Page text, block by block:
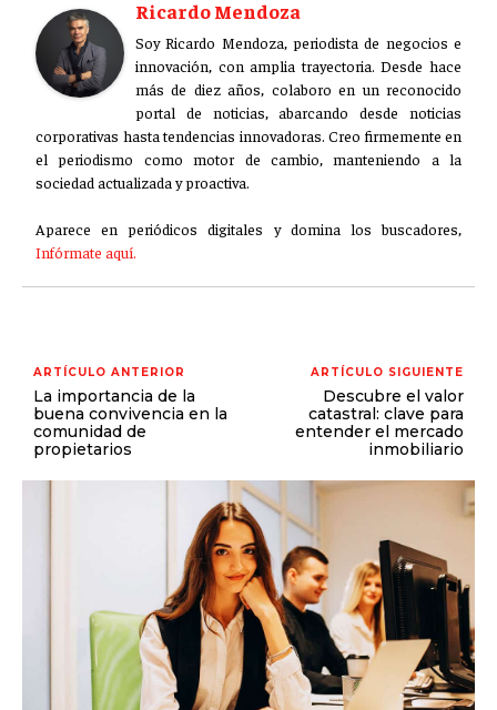
Ricardo Mendoza
Soy Ricardo Mendoza, periodista de negocios e
innovación, con amplia trayectoria. Desde hace
más de diez años, colaboro en un reconocido
portal de noticias, abarcando desde noticias
corporativas hasta tendencias innovadoras. Creo firmemente en
el periodismo como motor de cambio, manteniendo a la
sociedad actualizada y proactiva.
Aparece en periódicos digitales y domina los buscadores,
Infórmate aquí.
ARTÍCULO ANTERIOR
La importancia de la
buena convivencia en la
comunidad de
propietarios
ARTÍCULO SIGUIENTE
Descubre el valor
catastral: clave para
entender el mercado
inmobiliario